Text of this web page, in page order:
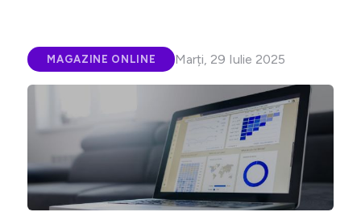
MAGAZINE ONLINE Marți, 29 Iulie 2025